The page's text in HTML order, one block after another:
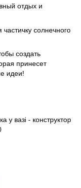
отдых и
частичку солнечного
создать
принесет
идеи!
у вазі - конструктор